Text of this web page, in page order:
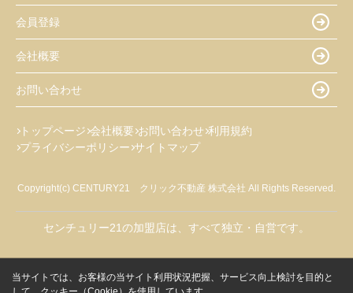
会員登録
会社概要
お問い合わせ
トップページ 会社概要 お問い合わせ 利用規約
プライバシーポリシー サイトマップ
Copyright(c) CENTURY21 クリック不動産 株式会社 All Rights Reserved.
センチュリー21の加盟店は、すべて独立・自営です。
当サイトでは、お客様の当サイト利用状況把握、サービス向上検討を目的と